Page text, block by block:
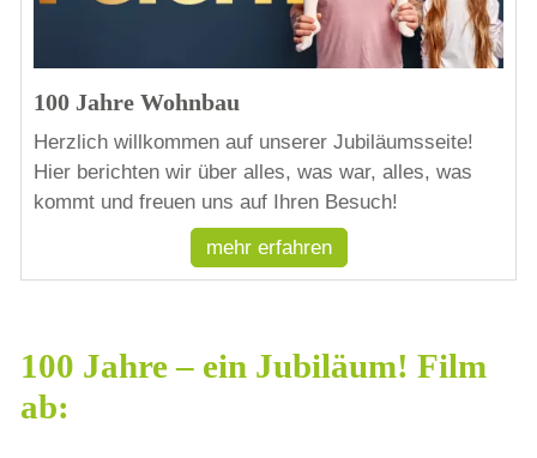
100 Jahre Wohnbau
Herzlich willkommen auf unserer Jubiläumsseite!
Hier berichten wir über alles, was war, alles, was
kommt und freuen uns auf Ihren Besuch!
mehr erfahren
100 Jahre – ein Jubiläum! Film
ab: